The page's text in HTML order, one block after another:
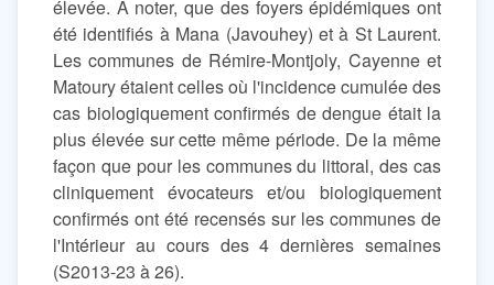
élevée. A noter, que des foyers épidémiques ont
été identifiés à Mana (Javouhey) et à St Laurent.
Les communes de Rémire-Montjoly, Cayenne et
Matoury étaient celles où l'incidence cumulée des
cas biologiquement confirmés de dengue était la
plus élevée sur cette même période. De la même
façon que pour les communes du littoral, des cas
cliniquement évocateurs et/ou biologiquement
confirmés ont été recensés sur les communes de
l'Intérieur au cours des 4 dernières semaines
(S2013-23 à 26).